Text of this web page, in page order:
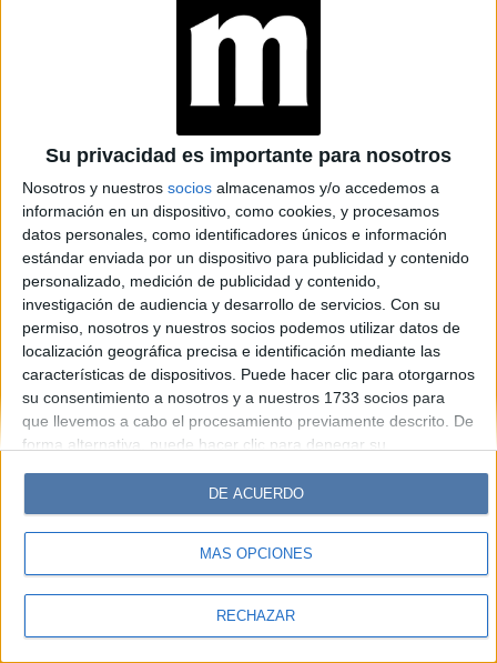
Su privacidad es importante para nosotros
Nosotros y nuestros socios almacenamos y/o accedemos a
información en un dispositivo, como cookies, y procesamos
datos personales, como identificadores únicos e información
estándar enviada por un dispositivo para publicidad y contenido
personalizado, medición de publicidad y contenido,
investigación de audiencia y desarrollo de servicios. Con su
permiso, nosotros y nuestros socios podemos utilizar datos de
localización geográfica precisa e identificación mediante las
características de dispositivos. Puede hacer clic para otorgarnos
su consentimiento a nosotros y a nuestros 1733 socios para
que llevemos a cabo el procesamiento previamente descrito. De
forma alternativa, puede hacer clic para denegar su
cambiar sus preferencias antes de otorgar su consentimiento.
Tenga en cuenta que algún procesamiento de sus datos
personales puede no requerir de su consentimiento, pero usted
tiene el derecho de rechazar tal procesamiento. Sus
sus preferencias o retirar su consentimiento en cualquier
MÁS OPCIONES
RECHAZAR
DE ACUERDO
Caras Noticias
Weekend Parabrisas
Look
Luz Mía Lunateen Break BATimes
© Perfil.com 2006-2019 - Todos los derechos reservados
Registro de Propiedad Intelectual: Nro. 5346433